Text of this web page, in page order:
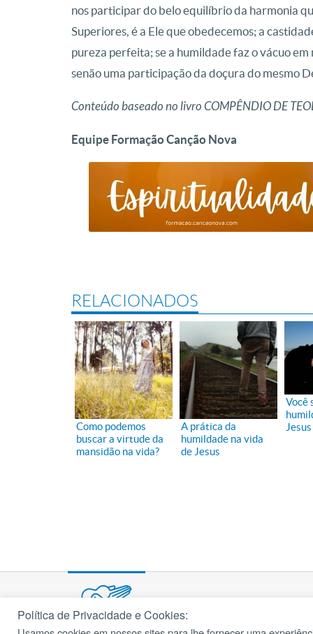
nos participar do belo equilíbrio da harmonia
Superiores, é a Ele que obedecemos; a
pureza perfeita; se a humildade faz o vácuo em
senão uma participação da doçura do mesmo
Conteúdo baseado no livro COMPÊNDIO DE
Equipe Formação Canção Nova
RELACIONADOS
Como podemos
buscar a virtude da
mansidão na vida?
A prática da
humildade na vida
de Jesus
Você
Política de Privacidade e Cookies: